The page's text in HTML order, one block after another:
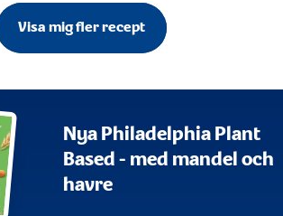
Visa mig fler recept
Nya Philadelphia Plant
Based - med mandel och
havre